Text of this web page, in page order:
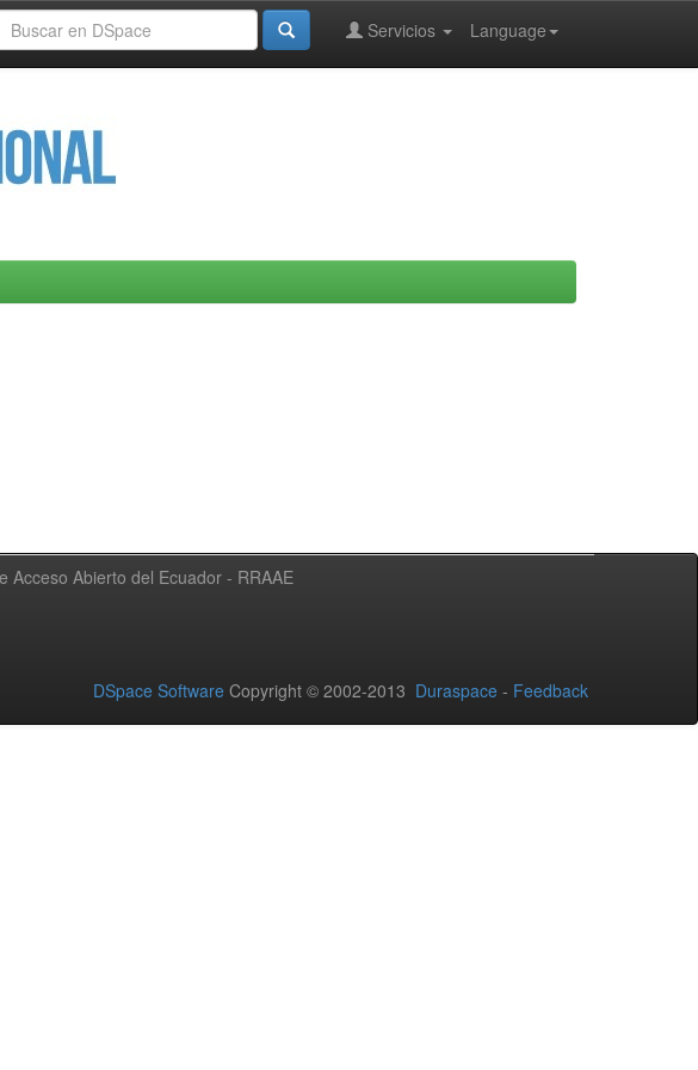
Language
Servicios
Acceso Abierto del Ecuador - RRAAE
DSpace Software Copyright © 2002-2013 Duraspace - Feedback